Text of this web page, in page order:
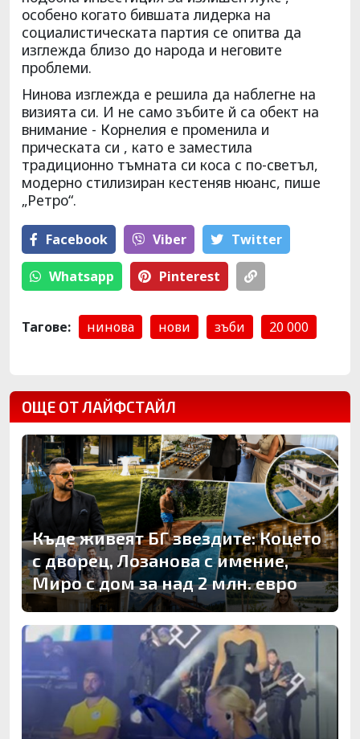
особено когато бившата лидерка на
социалистическата партия се опитва да
изглежда близо до народа и неговите
проблеми.
Нинова изглежда е решила да наблегне на
визията си. И не само зъбите й са обект на
внимание - Корнелия е променила и
прическата си , като е заместила
традиционно тъмната си коса с по-светъл,
модерно стилизиран кестеняв нюанс, пише
„Ретро“.
Facebook Viber Тwitter
Whatsapp Pinterest
Тагове: нинова нови зъби 20 000
ОЩЕ ОТ ЛАЙФСТАЙЛ
Къде живеят БГ звездите: Коцето
с дворец, Лозанова с имение,
Миро с дом за над 2 млн. евро